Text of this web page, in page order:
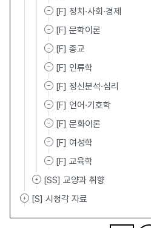
[F] 정치·사회·경제
[F] 문학이론
[F] 종교
[F] 인류학
[F] 정신분석·심리
[F] 언어·기호학
[F] 문화이론
[F] 여성학
[F] 교육학
[SS] 교양과 취향
[S] 시청각 자료